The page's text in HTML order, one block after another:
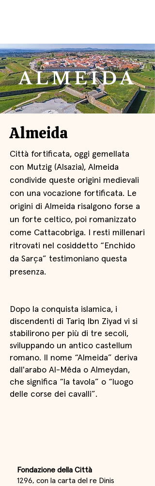
ALMEIDA
Almeida
Città fortificata, oggi gemellata
con Mutzig (Alsazia), Almeida
condivide queste origini medievali
con una vocazione fortificata. Le
origini di Almeida risalgono forse a
un forte celtico, poi romanizzato
come Cattacobriga. I resti millenari
ritrovati nel cosiddetto “Enchido
da Sarça” testimoniano questa
presenza.
Dopo la conquista islamica, i
discendenti di Tariq Ibn Ziyad vi si
stabilirono per più di tre secoli,
sviluppando un antico castellum
romano. Il nome “Almeida” deriva
dall'arabo Al-Mêda o Almeydan,
che significa “la tavola” o “luogo
delle corse dei cavalli”.
Fondazione della Città
1296, con la carta del re Dinis